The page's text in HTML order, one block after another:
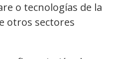
o tecnologías de la
otros sectores